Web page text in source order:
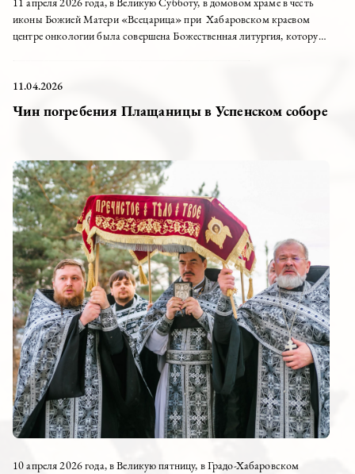
иконы Божией Матери «Всецарица» при Хабаровском краевом
центре онкологии была совершена Божественная литургия, которую
11.04.2026
Чин погребения Плащаницы в Успенском соборе
10 апреля 2026 года, в Великую пятницу, в Градо-Хабаровском